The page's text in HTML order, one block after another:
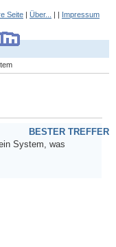
Seite | Über... | | Impressum
BESTER TREFFER
System, was